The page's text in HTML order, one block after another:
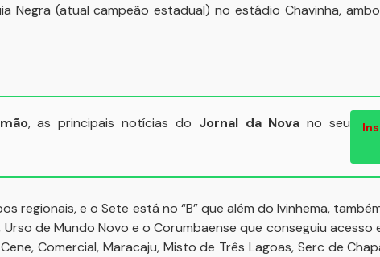
Negra (atual campeão estadual) no estádio Chavinha,
, as principais notícias do Jornal da Nova no seu
regionais, e o Sete está no “B” que além do Ivinhema,
Urso de Mundo Novo e o Corumbaense que conseguiu acesso
Comercial, Maracaju, Misto de Três Lagoas, Serc de